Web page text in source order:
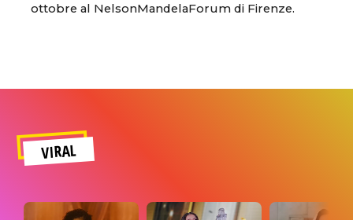
ottobre al NelsonMandelaForum di Firenze.
VIRAL